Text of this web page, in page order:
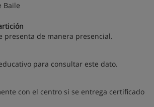
Baile
presenta de manera presencial.
para consultar este dato.
con el centro si se entrega certificado